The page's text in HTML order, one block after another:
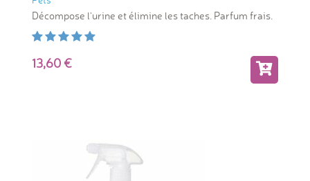
Décompose l'urine et élimine les taches. Parfum frais.
13,60